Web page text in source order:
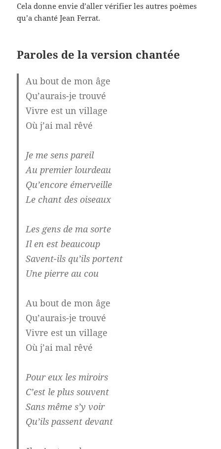
Cela donne envie d’aller vérifier les autres poèmes
qu’a chanté Jean Ferrat.
Paroles de la version chantée
Au bout de mon âge
Qu’aurais-je trouvé
Vivre est un village
Où j’ai mal rêvé
Je me sens pareil
Au premier lourdeau
Qu’encore émerveille
Le chant des oiseaux
Les gens de ma sorte
Il en est beaucoup
Savent-ils qu’ils portent
Une pierre au cou
Au bout de mon âge
Qu’aurais-je trouvé
Vivre est un village
Où j’ai mal rêvé
Pour eux les miroirs
C’est le plus souvent
Sans même s’y voir
Qu’ils passent devant